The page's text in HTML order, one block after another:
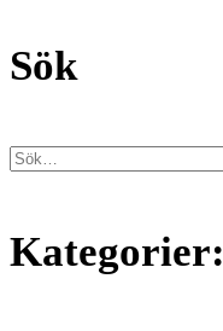
Sök
Kategorier: